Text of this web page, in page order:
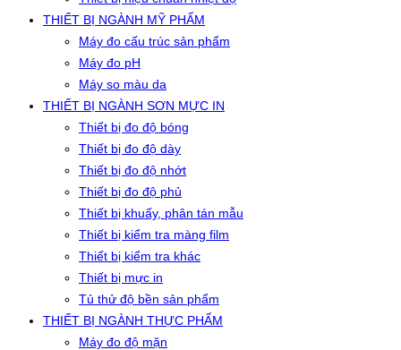
THIẾT BỊ NGÀNH MỸ PHẨM
Máy đo cấu trúc sản phẩm
Máy đo pH
Máy so màu da
THIẾT BỊ NGÀNH SƠN MỰC IN
Thiết bị đo độ bóng
Thiết bị đo độ dày
Thiết bị đo độ nhớt
Thiết bị đo độ phủ
Thiết bị khuấy, phân tán mẫu
Thiết bị kiểm tra màng film
Thiết bị kiểm tra khác
Thiết bị mực in
Tủ thử độ bền sản phẩm
THIẾT BỊ NGÀNH THỰC PHẨM
Máy đo độ mặn